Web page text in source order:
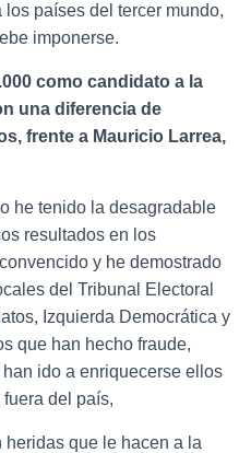
países del tercer mundo,
imponerse.
como candidato a la
una diferencia de
frente a Mauricio Larrea,
he tenido la desagradable
resultados en los
y he demostrado
del Tribunal Electoral
Izquierda Democrática y
que han hecho fraude,
ido a enriquecerse ellos
del país,
heridas que le hacen a la